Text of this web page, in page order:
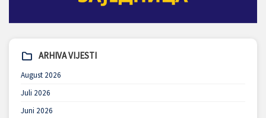
ARHIVA VIJESTI
August 2026
Juli 2026
Juni 2026